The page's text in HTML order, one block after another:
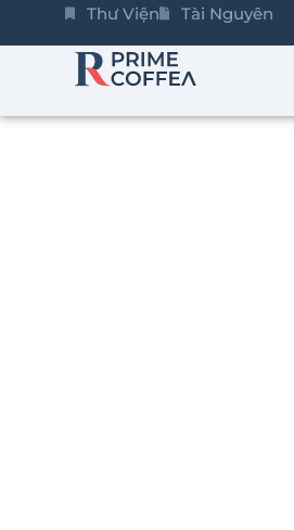
Thư Viện Tài Nguyên